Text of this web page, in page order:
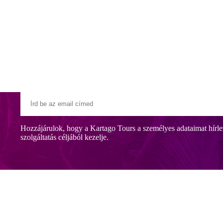
szálloda nyugodt környezetben, egy kis öbölben, közvetlenül a
és kikapcsolódásra vágyó vendégeket. Sétatávolságra számos
Hozzájárulok, hogy a Kartago Tours a személyes adataimat
szolgáltatás céljából kezelje.